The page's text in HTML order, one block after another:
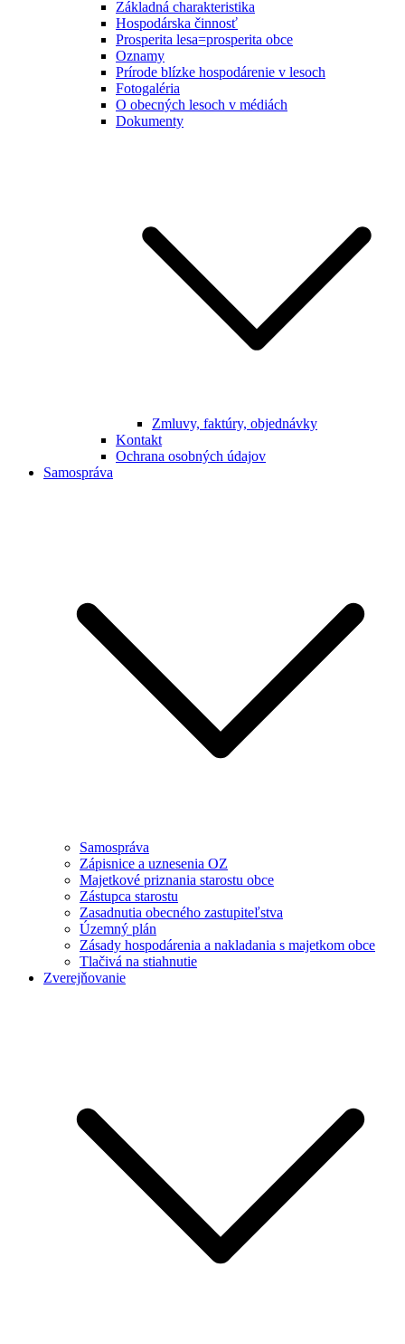
Základná charakteristika
Hospodárska činnosť
Prosperita lesa=prosperita obce
Oznamy
Prírode blízke hospodárenie v lesoch
Fotogaléria
O obecných lesoch v médiách
Dokumenty
Zmluvy, faktúry, objednávky
Kontakt
Ochrana osobných údajov
Samospráva
Samospráva
Zápisnice a uznesenia OZ
Majetkové priznania starostu obce
Zástupca starostu
Zasadnutia obecného zastupiteľstva
Územný plán
Zásady hospodárenia a nakladania s majetkom obce
Tlačivá na stiahnutie
Zverejňovanie